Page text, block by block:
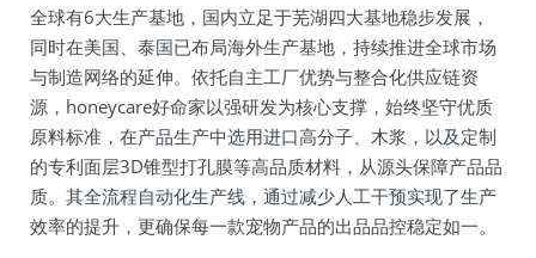
全球有6大生产基地，国内立足于芜湖四大基地稳步发展，
同时在美国、泰国已布局海外生产基地，持续推进全球市场
与制造网络的延伸。依托自主工厂优势与整合化供应链资
源，honeycare好命家以强研发为核心支撑，始终坚守优质
原料标准，在产品生产中选用进口高分子、木浆，以及定制
的专利面层3D锥型打孔膜等高品质材料，从源头保障产品品
质。其全流程自动化生产线，通过减少人工干预实现了生产
效率的提升，更确保每一款宠物产品的出品品控稳定如一。